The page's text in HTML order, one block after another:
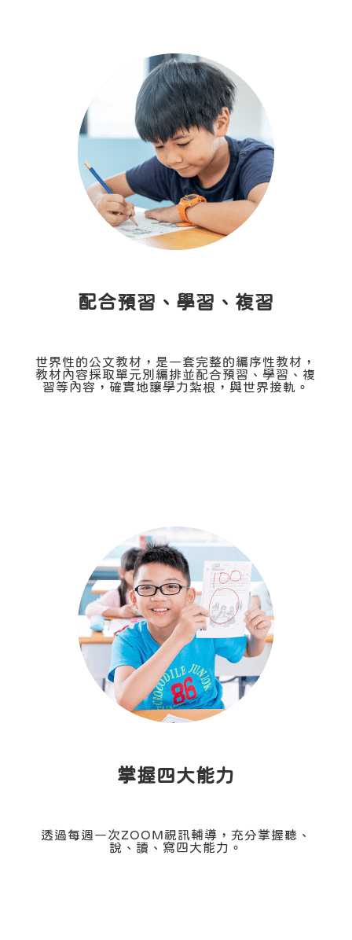
配合預習、學習、複習
世界性的公文教材，是一套完整的編序性教材，
教材內容採取單元別編排並配合預習、學習、複
習等內容，確實地讓學力紮根，與世界接軌。
掌握四大能力
透過每週一次ZOOM視訊輔導，充分掌握聽、
說、讀、寫四大能力。